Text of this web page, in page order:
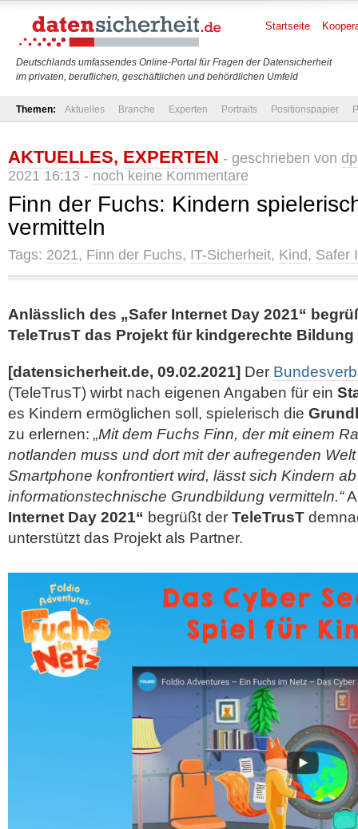
Deutschlands umfassendes Online-Portal für Fragen der Datensicherheit
im privaten, beruflichen, geschäftlichen und behördlichen Umfeld
Startseite
Themen: Aktuelles Branche Experten Portraits Positionspapier
AKTUELLES, EXPERTEN - geschrieben von dp
2021 16:13 - noch keine Kommentare
Finn der Fuchs: Kindern
vermitteln
Tags: 2021, Finn der Fuchs, IT-Sicherheit, Kind, Safer
Anlässlich des „Safer Internet Day 2021“
TeleTrusT das Projekt für kindgerechte Bildung
[datensicherheit.de, 09.02.2021] Der
(TeleTrusT) wirbt nach eigenen Angaben für ein
es Kindern ermöglichen soll, spielerisch die
zu erlernen: „Mit dem Fuchs Finn, der mit einem
notlanden muss und dort mit der aufregenden
Smartphone konfrontiert wird, lässt sich Kindern
informationstechnische Grundbildung vermitteln.“
Internet Day 2021“ begrüßt der TeleTrusT
unterstützt das Projekt als Partner.